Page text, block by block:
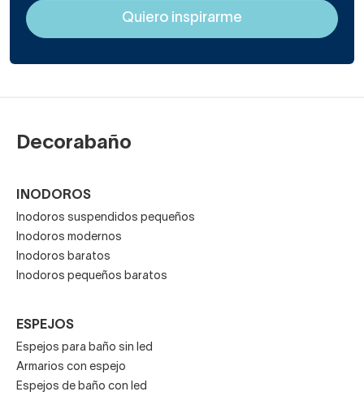
Decorabaño
INODOROS
Inodoros suspendidos pequeños
Inodoros modernos
Inodoros baratos
Inodoros pequeños baratos
ESPEJOS
Espejos para baño sin led
Armarios con espejo
Espejos de baño con led